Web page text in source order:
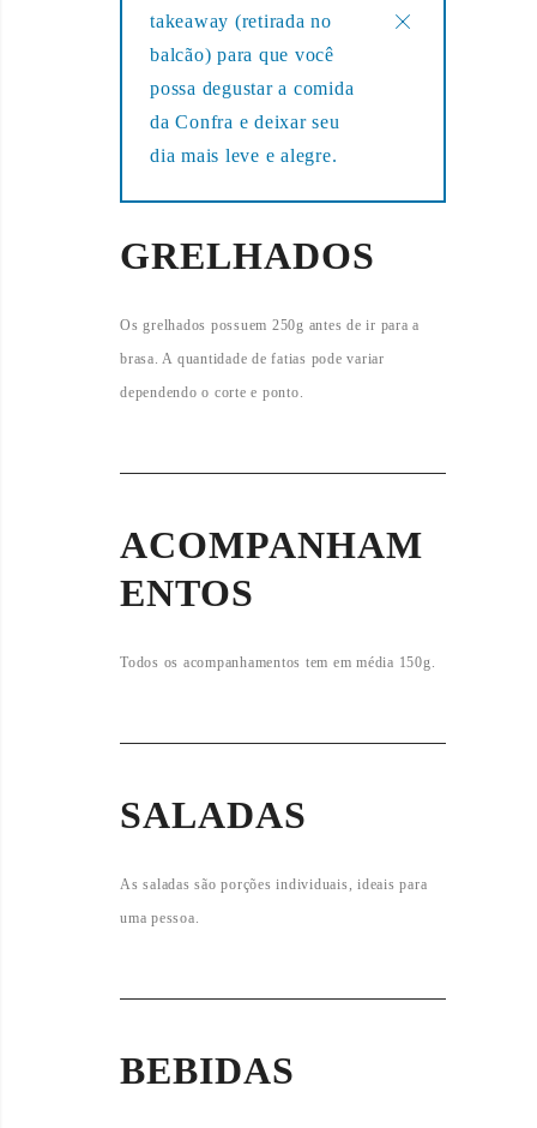
takeaway (retirada no
balcão) para que você
possa degustar a comida
da Confra e deixar seu
dia mais leve e alegre.
GRELHADOS
Os grelhados possuem 250g antes de ir para a
brasa. A quantidade de fatias pode variar
dependendo o corte e ponto.
ACOMPANHAM
ENTOS
Todos os acompanhamentos tem em média 150g.
SALADAS
As saladas são porções individuais, ideais para
uma pessoa.
BEBIDAS